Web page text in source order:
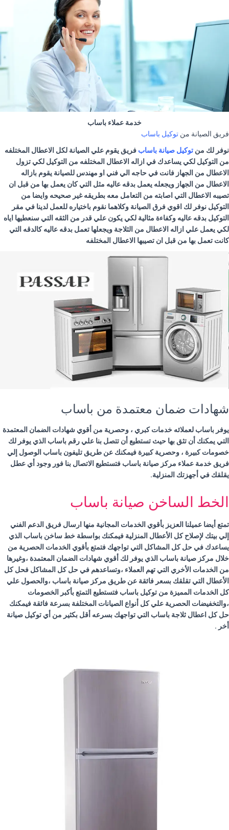
خدمة عملاء باساب
فريق الصيانة من توكيل باساب
نوفر لك من توكيل صيانة باساب فريق يقوم علي الصيانة لكل الاعطال المختلفه
من التوكيل لكي يساعدك في ازاله الاعطال المختلفه من التوكيل لكي تزول
الاعطال من الجهاز فانت في حاجه الي فني او مهندس للصيانة يقوم بازاله
الاعطال من الجهاز ويجعله يعمل بدقه عاليه مثل التي كان يعمل بها من قبل ان
تصيبه الاعطال التي اصابته من التعامل معه بطريقه غير صحيحه وايضا من
التوكيل نوفر لك اقوي فرق الصيانة وكلاهما نقوم باختياره للعمل لدينا في مقر
التوكيل بدقه عاليه وكفاءة مثالية لكي يكون علي قدر من الثقه التي سنعطيها اياه
لكي يعمل علي ازاله الاعطال من الثلاجة ويجعلها تعمل بدقه عاليه كالدقه التي
كانت تعمل بها من قبل ان تصيبها الاعطال المختلفه
شهادات ضمان معتمدة من باساب
يوفر باساب لعملائه خدمات كبري ، وحصرية من أقوي شهادات الضمان المعتمدة
التي يمكنك أن تثق بها حيث تستطيع أن تتصل بنا علي رقم باساب الذي يوفر لك
خصومات كبيرة ، وحصرية كبيرة فيمكنك عن طريق تليفون باساب الوصول إلي
فريق خدمة عملاء مركز صيانة باساب فتستطيع الاتصال بنا فور وجود أي عطل
يقلقك في أجهزتك المنزلية.
الخط الساخن صيانة باساب
تمتع أيضا عميلنا العزيز بأقوي الخدمات المجانية منها ارسال فريق الدعم الفني
إلي بيتك لإصلاح كل الأعطال المنزلية فيمكنك بواسطة خط ساخن باساب الذي
يساعدك في حل كل المشاكل التي تواجهك فتمتع بأقوي الخدمات الحصرية من
خلال مركز صيانة باساب الذي يوفر لك أقوي شهادات الضمان المعتمدة ،وغيرها
من الخدمات الأخري التي تهم العملاء ،وتساعدهم في حل كل المشاكل فحل كل
الأعطال التي تقلقك بسعر فائقة عن طريق مركز صيانة باساب ،والحصول علي
كل الخدمات المميزة من توكيل باساب فتستطيع التمتع بأكبر الخصومات
،والتخفيضات الحصرية علي كل أنواع الصيانات المختلفة بسرعة فائقة فيمكنك
حل كل اعطال ثلاجة باساب التي تواجهك بسرعه أقل بكثير من أي توكيل صيانة
أخر .